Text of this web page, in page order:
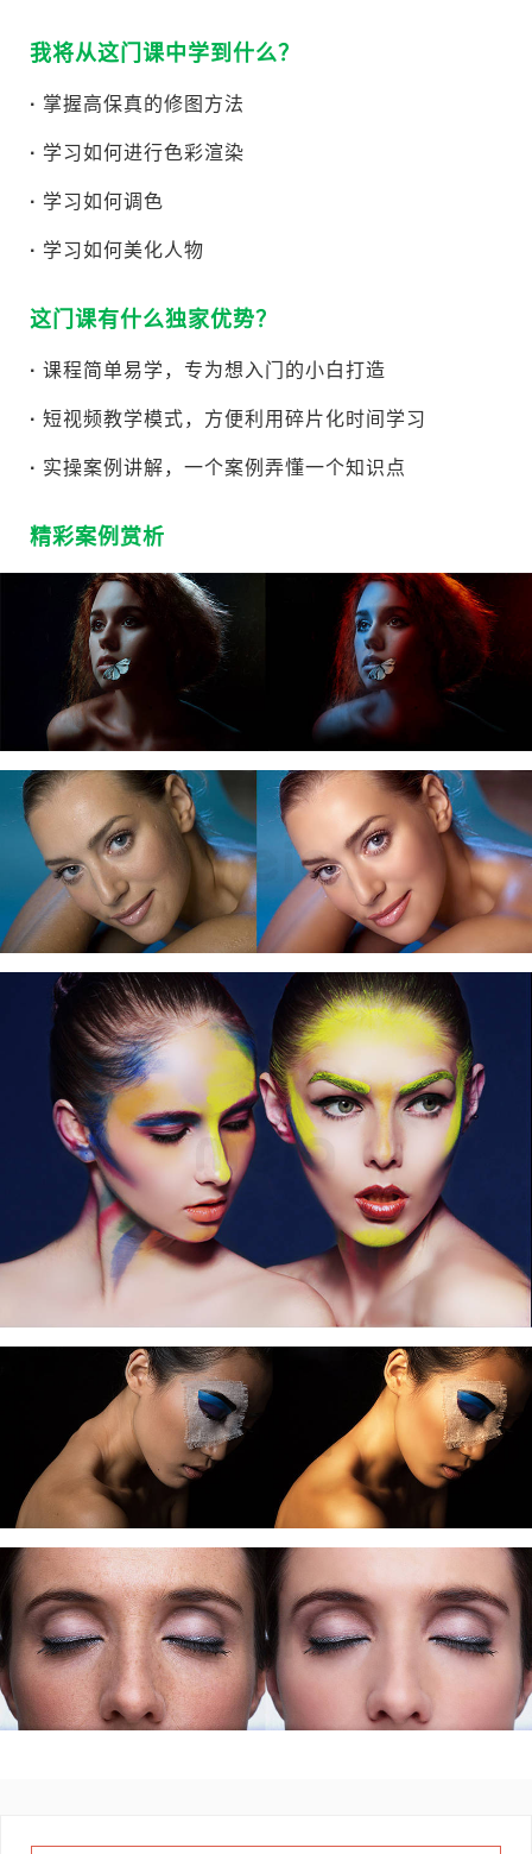
我将从这门课中学到什么？
· 掌握高保真的修图方法
· 学习如何进行色彩渲染
· 学习如何调色
· 学习如何美化人物
这门课有什么独家优势？
· 课程简单易学，专为想入门的小白打造
· 短视频教学模式，方便利用碎片化时间学习
· 实操案例讲解，一个案例弄懂一个知识点
精彩案例赏析